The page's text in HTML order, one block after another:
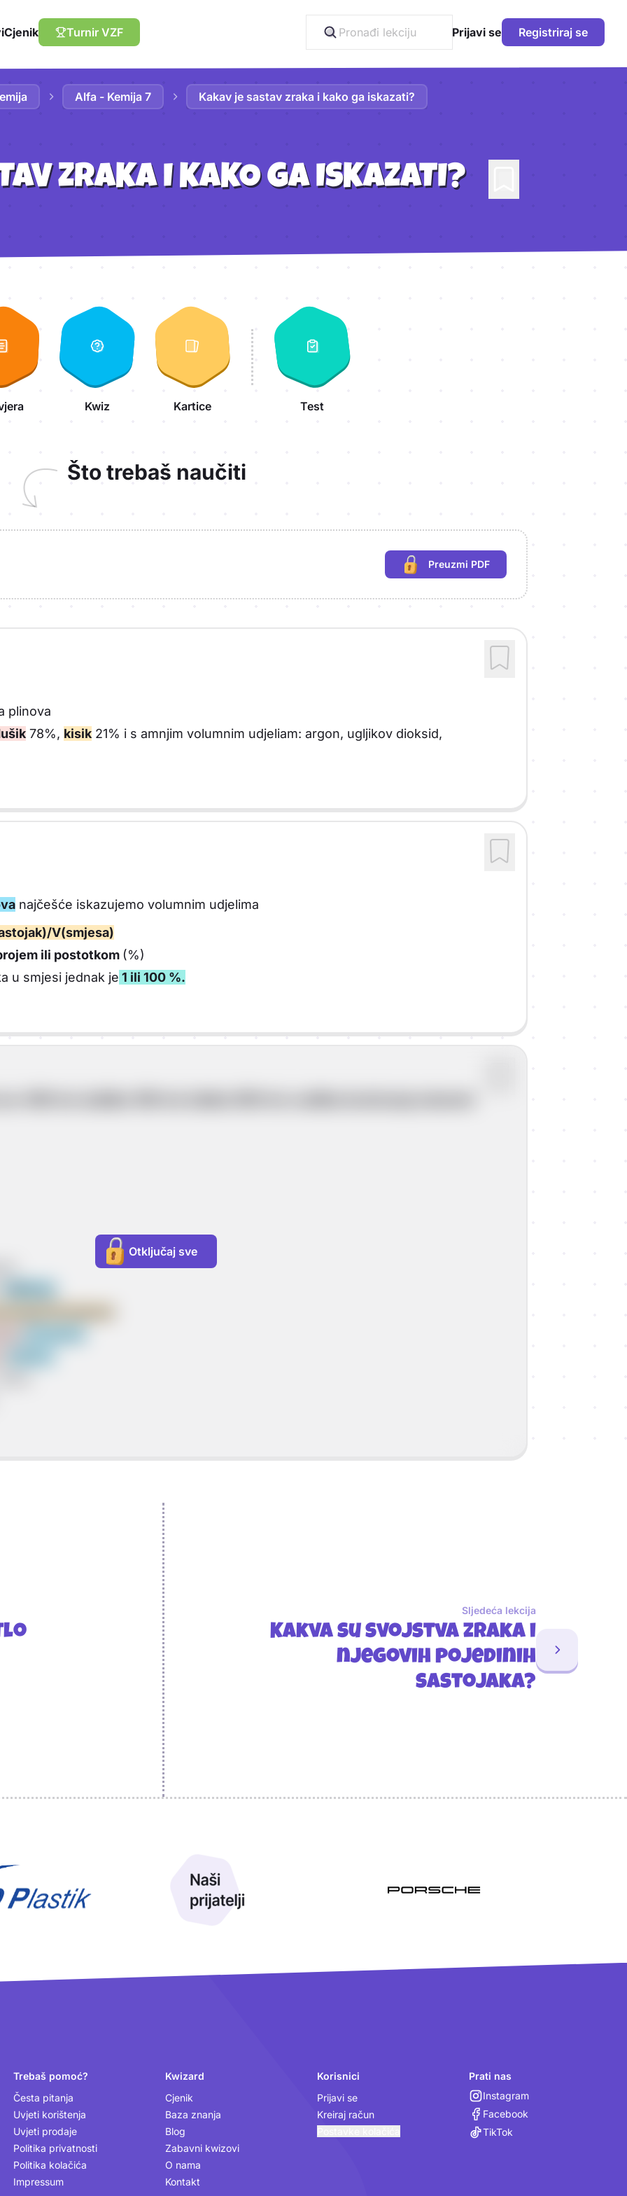
Cjenik Turnir VZF Prijavi se Registriraj se
Alfa - Kemija 7 Kakav je sastav zraka i kako ga iskazati?
ZRAKA I KAKO GA ISKAZATI?
Kwiz Kartice Test
Što trebaš naučiti
Preuzmi PDF
(potrebna prijava)
plinova
78%, kisik 21% i s amnjim volumnim udjeliam: argon, ugljikov dioksid,
najčešće iskazujemo volumnim udjelima
V(smjesa)
ili postotkom (%)
u smjesi jednak je 1 ili 100 %.
Otključaj sve
Sljedeća lekcija
Kakva su svojstva zraka i
njegovih pojedinih
sastojaka?
Trebaš pomoć?
Česta pitanja
Uvjeti korištenja
Uvjeti prodaje
Politika privatnosti
Politika kolačića
Impressum
Kwizard
Cjenik
Baza znanja
Blog
Zabavni kwizovi
O nama
Kontakt
Korisnici
Prijavi se
Kreiraj račun
Prati nas
Instagram
Facebook
TikTok